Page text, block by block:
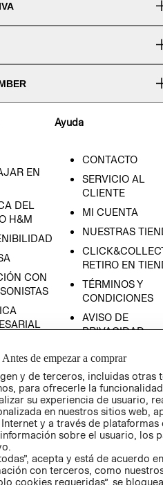
EN
DEL
H&M
CON
DE
(INGLÉS)
Ayuda
CONTACTO
SERVICIO AL
CLIENTE
MI CUENTA
NUESTRAS
RETIRO EN
TÉRMINOS Y
CONDICIONES
AVISO DE
PRIVACIDAD
AVISO DE
DE INDUSTRIA Y
COMERCIO - SIC
PETICIONES
RECLAMOS
Antes de empezar a comprar
y de terceros, incluidas otras
para ofrecerle la
su experiencia de usuario,
en nuestros sitios web,
y a través de plataformas
sobre el usuario, los
acepta y está de acuerdo
con terceros, como
cookies requeridas”, se